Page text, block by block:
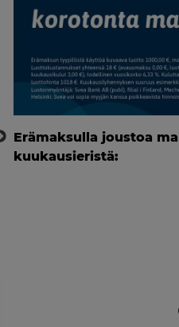
Erämaksulla joustoa
kuukausieristä: